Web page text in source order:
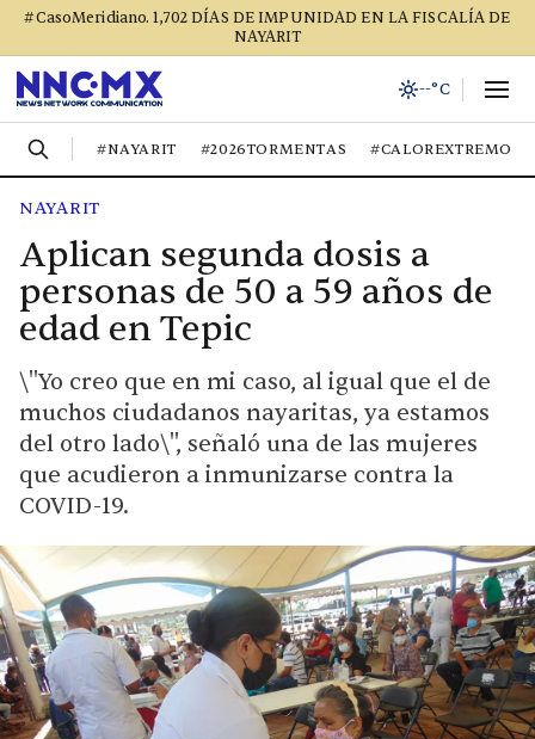
#CasoMeridiano. 1,702 DÍAS DE IMPUNIDAD EN LA FISCALÍA DE
NAYARIT
--°C
#NAYARIT #2026TORMENTAS #CALOREXTREMO
NAYARIT
Aplican segunda dosis a
personas de 50 a 59 años de
edad en Tepic
\"Yo creo que en mi caso, al igual que el de
muchos ciudadanos nayaritas, ya estamos
del otro lado\", señaló una de las mujeres
que acudieron a inmunizarse contra la
COVID-19.